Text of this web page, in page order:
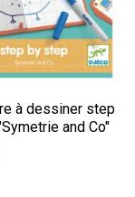
à dessiner step
and Co"